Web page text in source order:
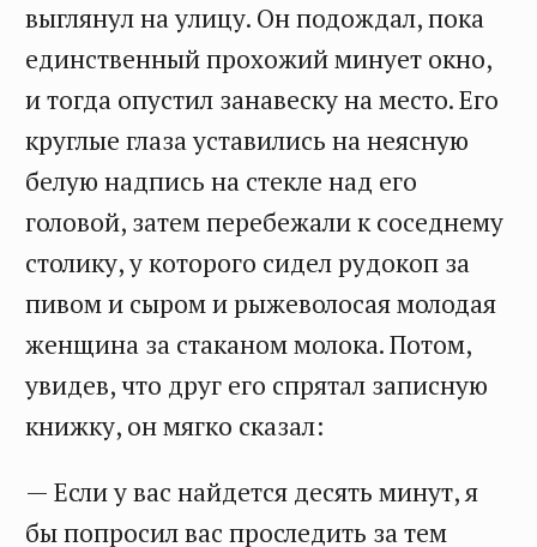
выглянул на улицу. Он подождал, пока
единственный прохожий минует окно,
и тогда опустил занавеску на место. Его
круглые глаза уставились на неясную
белую надпись на стекле над его
головой, затем перебежали к соседнему
столику, у которого сидел рудокоп за
пивом и сыром и рыжеволосая молодая
женщина за стаканом молока. Потом,
увидев, что друг его спрятал записную
книжку, он мягко сказал:
— Если у вас найдется десять минут, я
бы попросил вас проследить за тем